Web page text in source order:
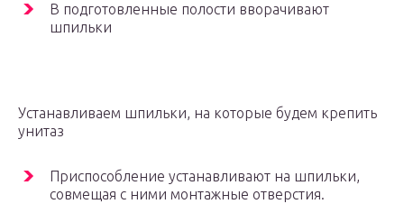
В подготовленные полости вворачивают
шпильки
Устанавливаем шпильки, на которые будем крепить
унитаз
Приспособление устанавливают на шпильки,
совмещая с ними монтажные отверстия.